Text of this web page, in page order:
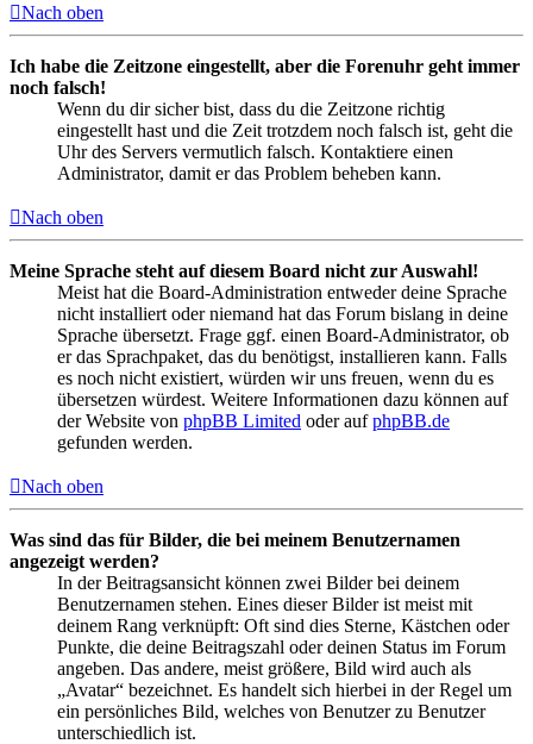
Nach oben
Ich habe die Zeitzone eingestellt, aber die Forenuhr geht immer
noch falsch!
Wenn du dir sicher bist, dass du die Zeitzone richtig
eingestellt hast und die Zeit trotzdem noch falsch ist, geht die
Uhr des Servers vermutlich falsch. Kontaktiere einen
Administrator, damit er das Problem beheben kann.
Nach oben
Meine Sprache steht auf diesem Board nicht zur Auswahl!
Meist hat die Board-Administration entweder deine Sprache
nicht installiert oder niemand hat das Forum bislang in deine
Sprache übersetzt. Frage ggf. einen Board-Administrator, ob
er das Sprachpaket, das du benötigst, installieren kann. Falls
es noch nicht existiert, würden wir uns freuen, wenn du es
übersetzen würdest. Weitere Informationen dazu können auf
der Website von phpBB Limited oder aufphpBB.de
gefunden werden.
Nach oben
Was sind das für Bilder, die bei meinem Benutzernamen
angezeigt werden?
In der Beitragsansicht können zwei Bilder bei deinem
Benutzernamen stehen. Eines dieser Bilder ist meist mit
deinem Rang verknüpft: Oft sind dies Sterne, Kästchen oder
Punkte, die deine Beitragszahl oder deinen Status im Forum
angeben. Das andere, meist größere, Bild wird auch als
„Avatar“ bezeichnet. Es handelt sich hierbei in der Regel um
ein persönliches Bild, welches von Benutzer zu Benutzer
unterschiedlich ist.